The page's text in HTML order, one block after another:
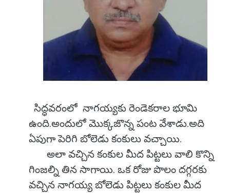
సిద్ధవరంలో నాగయ్యకు రెండెకరాల భూమి
ఉంది.అందులో మొక్కజొన్న పంట వేశాడు.అది
ఏపుగా పెరిగి బోలెడు కంకులు వచ్చాయి.
అలా వచ్చిన కంకుల మీద పిట్టలు వాలి కొన్ని
గింజల్ని తిన సాగాయి. ఒక రోజు పొలం దగ్గరకు
వచ్చిన నాగయ్య బోలెడు పిట్టలు కంకుల మీద